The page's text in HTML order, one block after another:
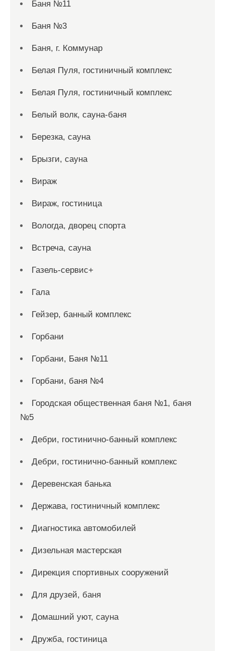
Баня №11
Баня №3
Баня, г. Коммунар
Белая Пуля, гостиничный комплекс
Белая Пуля, гостиничный комплекс
Белый волк, сауна-баня
Березка, сауна
Брызги, сауна
Вираж
Вираж, гостиница
Вологда, дворец спорта
Встреча, сауна
Газель-сервис+
Гала
Гейзер, банный комплекс
Горбани
Горбани, Баня №11
Горбани, баня №4
Городская общественная баня №1, баня
№5
Дебри, гостинично-банный комплекс
Дебри, гостинично-банный комплекс
Деревенская банька
Держава, гостиничный комплекс
Диагностика автомобилей
Дизельная мастерская
Дирекция спортивных сооружений
Для друзей, баня
Домашний уют, сауна
Дружба, гостиница